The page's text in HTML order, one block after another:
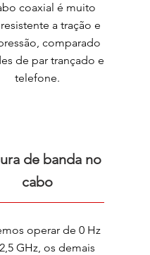
coaxial é muito
a tração e
comparado
de par trançado e
telefone.
de banda no
cabo
operar de 0 Hz
GHz, os demais